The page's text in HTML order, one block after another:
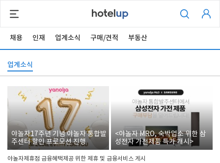
채용 인재 업계소식 구매/견적 부동산
업계소식
야놀자17주년 기념 야놀자 통합발
주센터 할인 프로모션 진행
<야놀자 MRO, 숙박업소 위한 삼
성전자 가전제품 특가 개시>
야놀자제휴점 금융혜택제공 위한 제휴 및 금융서비스 게시